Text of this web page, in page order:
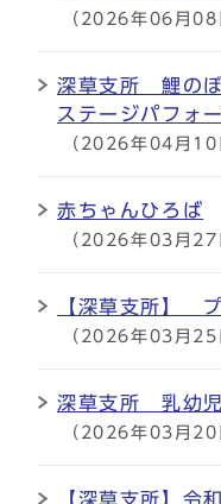
（2026年06月08
深草支所 鯉のぼ
ステージパフォ
（2026年04月10
赤ちゃんひろば
（2026年03月27
【深草支所】
（2026年03月25
深草支所 乳幼
（2026年03月20
【深草支所】令